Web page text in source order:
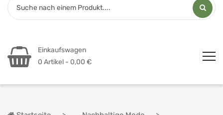
Einkaufswagen
0 Artikel - 0,00 €